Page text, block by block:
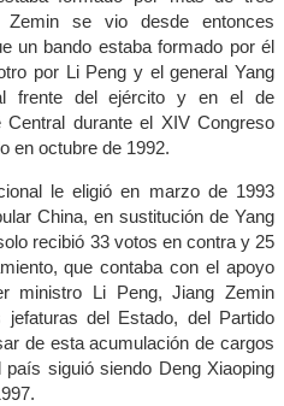
Zemin se vio desde entonces
un bando estaba formado por él
por Li Peng y el general Yang
frente del ejército y en el de
durante el XIV Congreso
en octubre de 1992.
le eligió en marzo de 1993
China, en sustitución de Yang
recibió 33 votos en contra y 25
que contaba con el apoyo
ministro Li Peng, Jiang Zemin
del Estado, del Partido
de esta acumulación de cargos
siguió siendo Deng Xiaoping